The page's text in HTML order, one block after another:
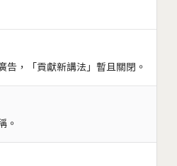
告，「貢獻新講法」暫且關閉。
。